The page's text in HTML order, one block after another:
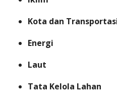
Kota dan
Energi
Laut
Tata Kelola Lahan